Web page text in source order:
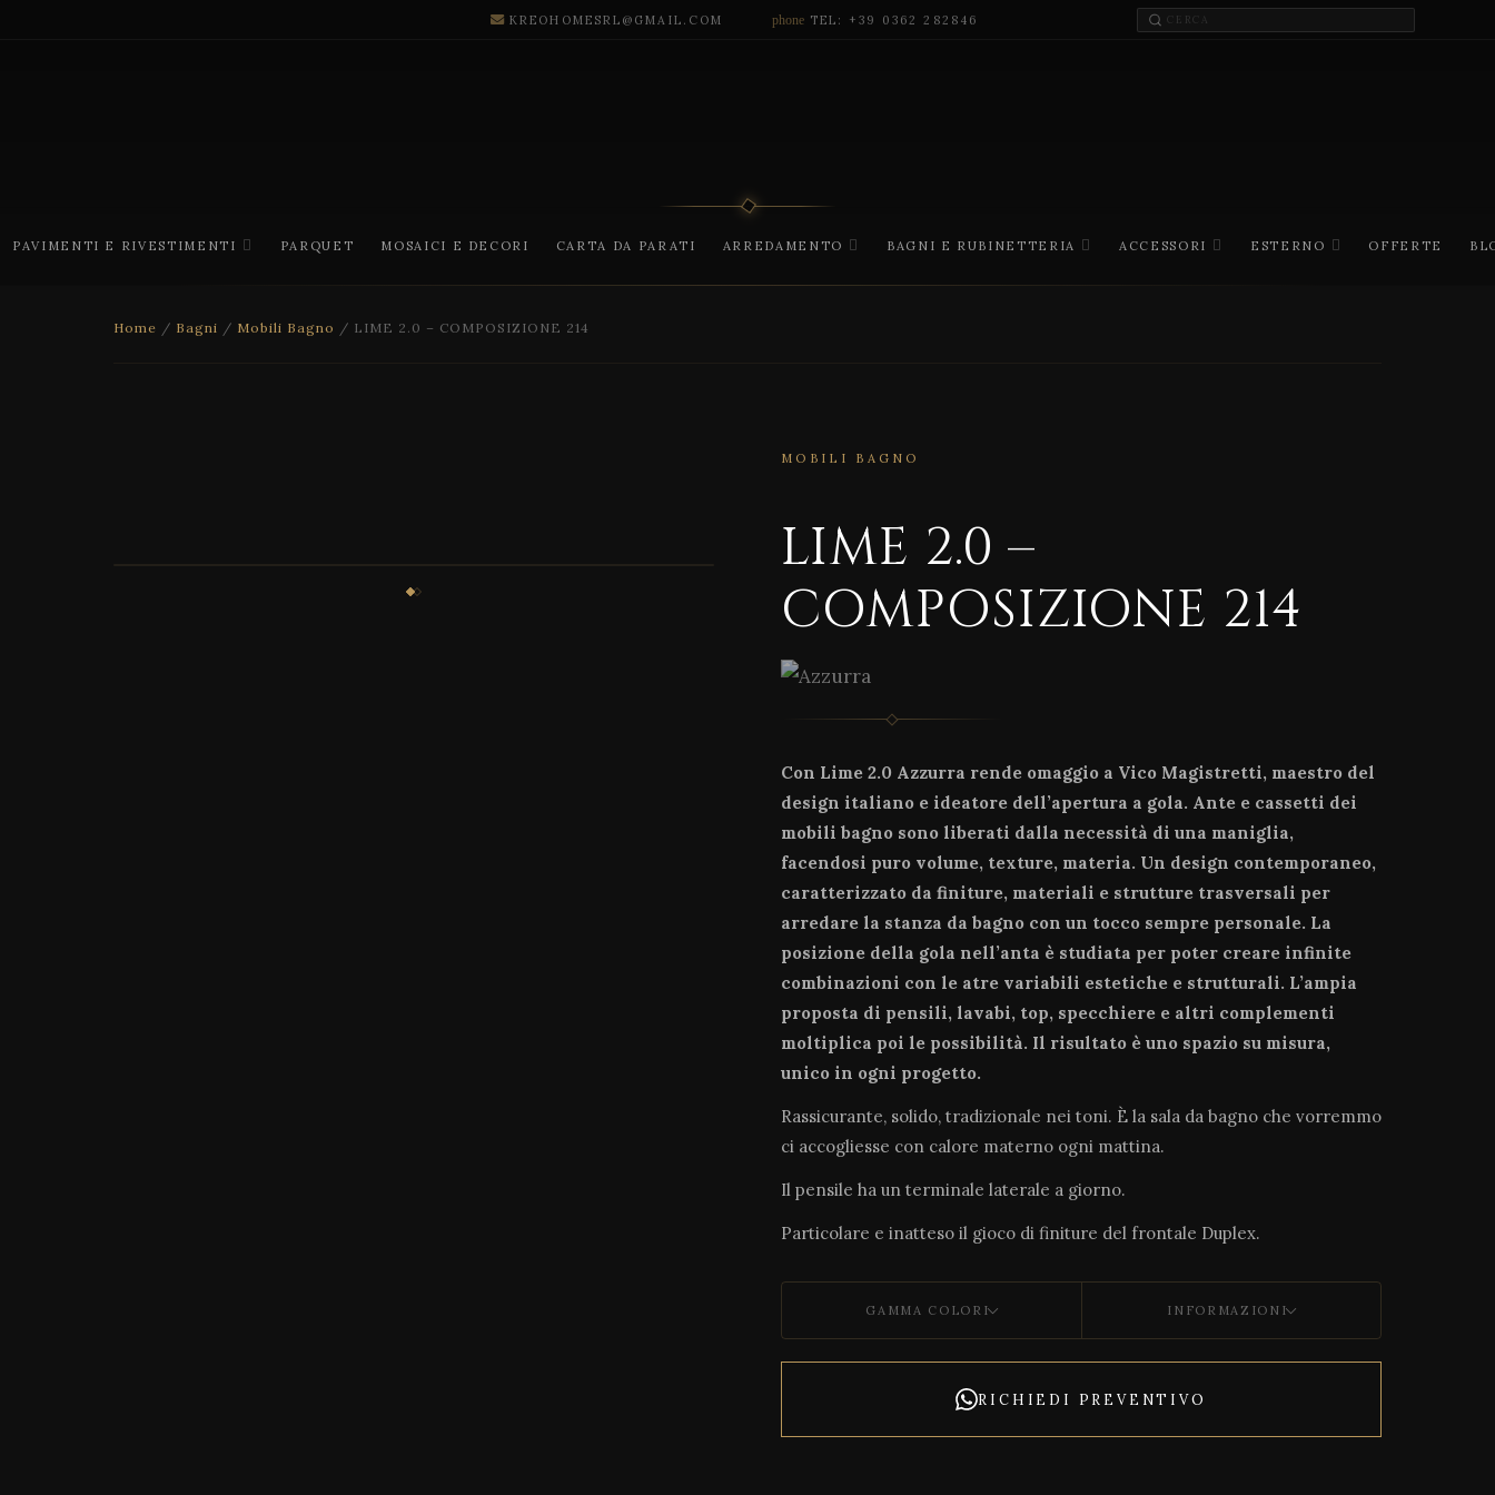
KREOHOMESRL@GMAIL.COM phone TEL: +39 0362 282846
PAVIMENTI E RIVESTIMENTI PARQUET MOSAICI E DECORI CARTA DA PARATI ARREDAMENTO BAGNI E RUBINETTERIA ACCESSORI ESTERNO OFFERTE
Home / Bagni / Mobili Bagno / LIME 2.0 – COMPOSIZIONE 214
MOBILI BAGNO
LIME 2.0 –
COMPOSIZIONE 214
Con Lime 2.0 Azzurra rende omaggio a Vico Magistretti, maestro del
design italiano e ideatore dell’apertura a gola. Ante e cassetti dei
mobili bagno sono liberati dalla necessità di una maniglia,
facendosi puro volume, texture, materia. Un design contemporaneo,
caratterizzato da finiture, materiali e strutture trasversali per
arredare la stanza da bagno con un tocco sempre personale. La
posizione della gola nell’anta è studiata per poter creare infinite
combinazioni con le atre variabili estetiche e strutturali. L’ampia
proposta di pensili, lavabi, top, specchiere e altri complementi
moltiplica poi le possibilità. Il risultato è uno spazio su misura,
unico in ogni progetto.
Rassicurante, solido, tradizionale nei toni. È la sala da bagno che vorremmo
ci accogliesse con calore materno ogni mattina.
Il pensile ha un terminale laterale a giorno.
Particolare e inatteso il gioco di finiture del frontale Duplex.
GAMMA COLORI INFORMAZIONI
RICHIEDI PREVENTIVO